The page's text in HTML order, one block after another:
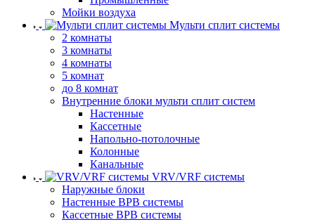
Мойки воздуха
Мульти сплит системы
2 комнаты
3 комнаты
4 комнаты
5 комнат
до 8 комнат
Внутренние блоки мульти сплит систем
Настенные
Кассетные
Напольно-потолочные
Колонные
Канальные
VRV/VRF системы
Наружные блоки
Настенные ВРВ системы
Кассетные ВРВ системы